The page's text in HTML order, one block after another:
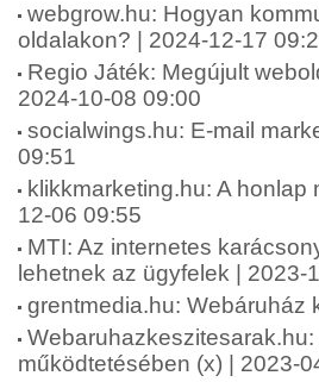
webgrow.hu: Hogyan
oldalakon? | 2024-12-17
Regio Játék: Megújult
2024-10-08 09:00
socialwings.hu: E-mail
09:51
klikkmarketing.hu: A
12-06 09:55
MTI: Az internetes
lehetnek az ügyfelek | 2023-
grentmedia.hu: Webáruház
működtetésében (x) | 2023-